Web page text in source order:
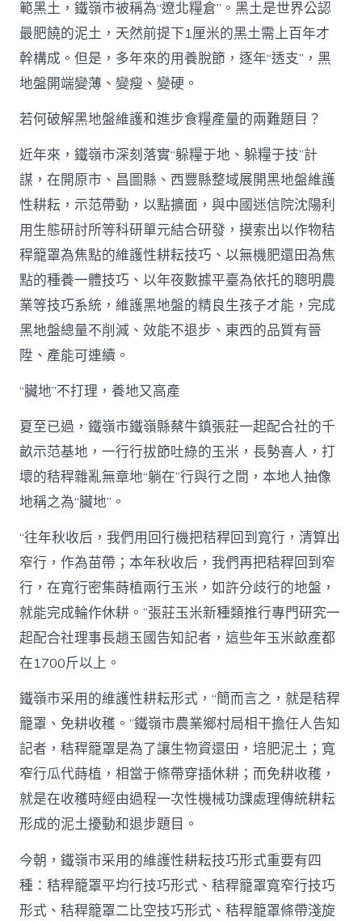
範黑土，鐵嶺市被稱為“遼北糧倉”。黑土是世界公認
最肥饒的泥土，天然前提下1厘米的黑土需上百年才
幹構成。但是，多年來的用養脫節，逐年“透支”，黑
地盤開端變薄、變瘦、變硬。
若何破解黑地盤維護和進步食糧產量的兩難題目？
近年來，鐵嶺市深刻落實“躲糧于地、躲糧于技”計
謀，在開原市、昌圖縣、西豐縣整域展開黑地盤維護
性耕耘，示范帶動，以點擴面，與中國迷信院沈陽利
用生態研討所等科研單元結合研發，摸索出以作物秸
稈籠罩為焦點的維護性耕耘技巧、以無機肥還田為焦
點的種養一體技巧、以年夜數據平臺為依托的聰明農
業等技巧系統，維護黑地盤的精良生孩子才能，完成
黑地盤總量不削減、效能不退步、東西的品質有晉
陞、產能可連續。
“臟地”不打理，養地又高產
夏至已過，鐵嶺市鐵嶺縣蔡牛鎮張莊一起配合社的千
畝示范基地，一行行拔節吐綠的玉米，長勢喜人，打
壞的秸稈雜亂無章地“躺在”行與行之間，本地人抽像
地稱之為“臟地”。
“往年秋收后，我們用回行機把秸稈回到寬行，清算出
窄行，作為苗帶；本年秋收后，我們再把秸稈回到窄
行，在寬行密集蒔植兩行玉米，如許分歧行的地盤，
就能完成輪作休耕。”張莊玉米新種類推行專門研究一
起配合社理事長趙玉國告知記者，這些年玉米畝產都
在1700斤以上。
鐵嶺市采用的維護性耕耘形式，“簡而言之，就是秸稈
籠罩、免耕收穫。”鐵嶺市農業鄉村局相干擔任人告知
記者，秸稈籠罩是為了讓生物資還田，培肥泥土；寬
窄行瓜代蒔植，相當于條帶穿插休耕；而免耕收穫，
就是在收穫時經由過程一次性機械功課處理傳統耕耘
形成的泥土擾動和退步題目。
今朝，鐵嶺市采用的維護性耕耘技巧形式重要有四
種：秸稈籠罩平均行技巧形式、秸稈籠罩寬窄行技巧
形式、秸稈籠罩二比空技巧形式、秸稈籠罩條帶淺旋